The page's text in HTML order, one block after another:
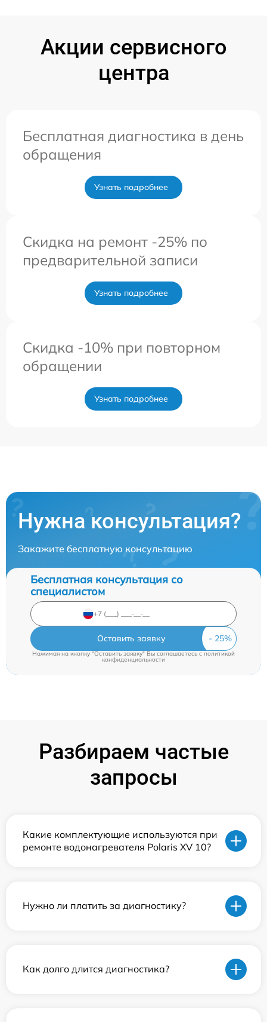
Акции сервисного
центра
Бесплатная диагностика в день
обращения
Узнать подробнее
Скидка на ремонт -25% по
предварительной записи
Узнать подробнее
Скидка -10% при повторном
обращении
Узнать подробнее
Нужна консультация?
Закажите бесплатную консультацию
Бесплатная консультация со
специалистом
Оставить заявку
Нажимая на кнопку "Оставить заявку" Вы соглашаетесь cполитикой
конфиденциальности
Разбираем частые
запросы
Какие комплектующие используются при
ремонте водонагревателя Polaris XV 10?
Нужно ли платить за диагностику?
Как долго длится диагностика?